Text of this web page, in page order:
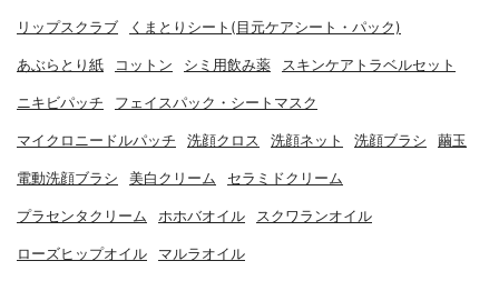
リップスクラブ くまとりシート(目元ケアシート・パック)
あぶらとり紙 コットン シミ用飲み薬 スキンケアトラベルセット
ニキビパッチ フェイスパック・シートマスク
マイクロニードルパッチ 洗顔クロス 洗顔ネット 洗顔ブラシ 繭玉
電動洗顔ブラシ 美白クリーム セラミドクリーム
プラセンタクリーム ホホバオイル スクワランオイル
ローズヒップオイル マルラオイル